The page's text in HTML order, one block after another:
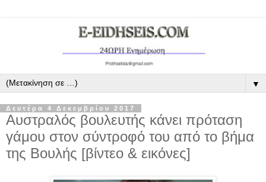
▼
Δευτέρα 4 Δεκεμβρίου 2017
Αυστραλός βουλευτής κάνει πρόταση
γάμου στον σύντροφό του από το βήμα
της Βουλής [βίντεο & εικόνες]